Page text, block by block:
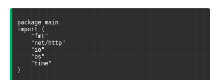
package main
import (
"fmt"
"net/http"
"io"
"os"
"time"
)